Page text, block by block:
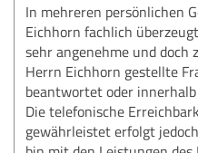
In mehreren persönlichen
Eichhorn fachlich
sehr angenehme und doch
Herrn Eichhorn gestellte
beantwortet oder
Die telefonische
gewährleistet erfolgt